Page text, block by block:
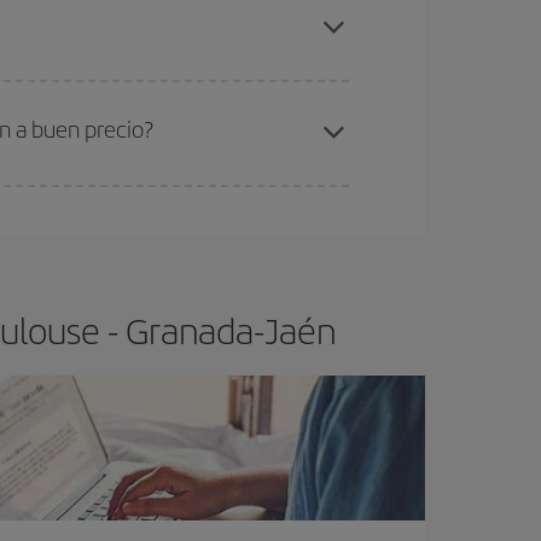
Granada-Jaén-dest
a buen precio?
- Granada-Jaén